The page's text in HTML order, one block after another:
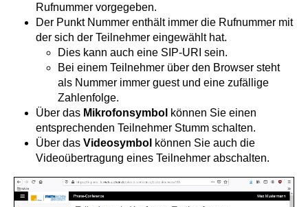
Rufnummer vorgegeben.
Der Punkt Nummer enthält immer die Rufnummer mit
der sich der Teilnehmer eingewählt hat.
Dies kann auch eine SIP-URI sein.
Bei einem Teilnehmer über den Browser steht
als Nummer immer guest und eine zufällige
Zahlenfolge.
Über das Mikrofonsymbol können Sie einen
entsprechenden Teilnehmer Stumm schalten.
Über das Videosymbol können Sie auch die
Videoübertragung eines Teilnehmer abschalten.